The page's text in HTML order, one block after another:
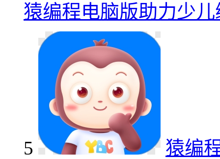
猿编程电脑版助力少
5
猿编